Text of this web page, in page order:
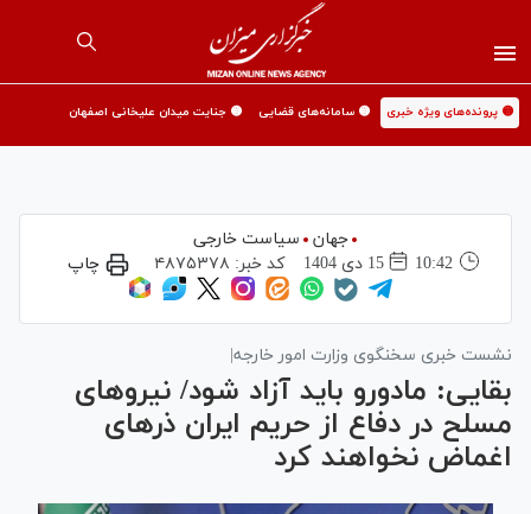
🟡 پرونده‌های ویژه خبری 🟡 سامانه‌های قضایی 🟡 جنایت میدان علیخانی اصفهان
جهان
سیاست خارجی
10:42
15 دی 1404 کد خبر: ۴۸۷۵۳۷۸ چاپ
نشست خبری سخنگوی وزارت امور خارجه|
بقایی: مادورو باید آزاد شود/ نیرو‌های
مسلح در دفاع از حریم ایران ذره‎ای
اغماض نخواهند کرد